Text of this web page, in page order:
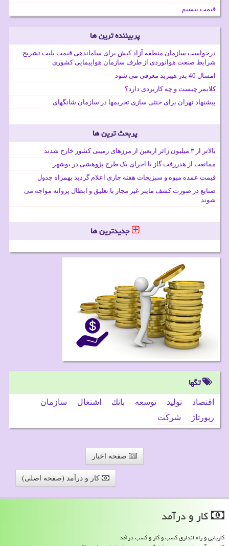
قیمت بیسیم
پربیننده ترین ها
درخواست سازمان منطقه آزاد کیش برای ساماندهی قیمت بلیت تشریح
شرایط صنعت هوانوردی از طرف سازمان هواپیمایی کشوری
امسال 40 بذر هیبرید معرفی می شود
کلایمر چیست و چه کاربردی دارد؟
پیشنهاد تهران برای خنثی سازی تحریمها در سازمان شانگهای
پربحث ترین ها
بالاتر از ۳ میلیون زائر اربعین از مرزهای زمینی کشور خارج شدند
ممانعت از هدررفت گاز با اجرای یک طرح پژوهشی در بوشهر
قیمت عمده میوه و سبزیجات هفته جاری اعلام گردید بهمراه جدول
صنایع در صورت کشف ماینر غیر مجاز با تعلیق و ابطال پروانه مواجه می
شوند
جدیدترین ها
تگها
اقتصاد تولید توسعه بانك اشتغال
سازمان
رپورتاژ
شركت
صفحه اخبار
کار و درآمد (صفحه اصلی)
كار و درآمد
کاریابی و راه اندازی کسب و کار و کسب درآمد